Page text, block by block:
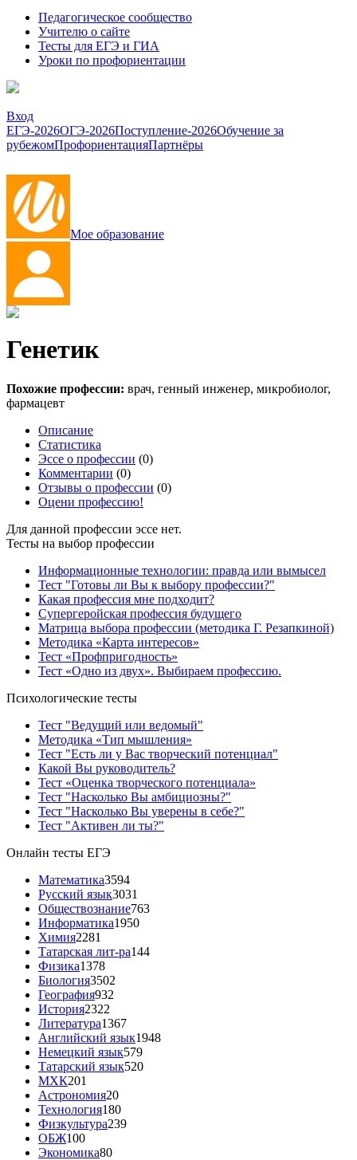
Педагогическое сообщество
Учителю о сайте
Тесты для ЕГЭ и ГИА
Уроки по профориентации
Вход
ЕГЭ-2026ОГЭ-2026Поступление-2026Обучение за
рубежомПрофориентацияПартнёры
Мое образование
Генетик
Похожие профессии: врач, генный инженер, микробиолог,
фармацевт
Описание
Статистика
Эссе о профессии (0)
Комментарии (0)
Отзывы о профессии (0)
Оцени профессию!
Для данной профессии эссе нет.
Тесты на выбор профессии
Информационные технологии: правда или вымысел
Тест "Готовы ли Вы к выбору профессии?"
Какая профессия мне подходит?
Супергеройская профессия будущего
Матрица выбора профессии (методика Г. Резапкиной)
Методика «Карта интересов»
Тест «Профпригодность»
Тест «Одно из двух». Выбираем профессию.
Психологические тесты
Тест "Ведущий или ведомый"
Методика «Тип мышления»
Тест "Есть ли у Вас творческий потенциал"
Какой Вы руководитель?
Тест «Оценка творческого потенциала»
Тест "Насколько Вы амбициозны?"
Тест "Насколько Вы уверены в себе?"
Тест "Активен ли ты?"
Онлайн тесты ЕГЭ
Математика3594
Русский язык3031
Обществознание763
Информатика1950
Химия2281
Татарская лит-ра144
Физика1378
Биология3502
География932
История2322
Литература1367
Английский язык1948
Немецкий язык579
Татарский язык520
МХК201
Астрономия20
Технология180
Физкультура239
ОБЖ100
Экономика80